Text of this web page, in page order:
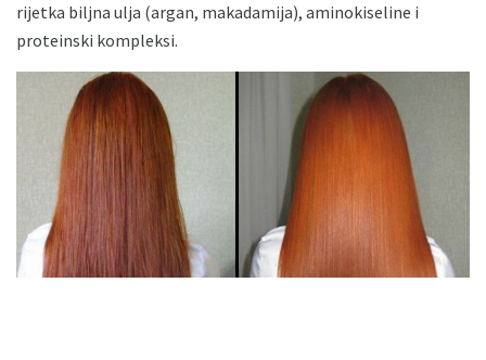
rijetka biljna ulja (argan, makadamija), aminokiseline i
proteinski kompleksi.